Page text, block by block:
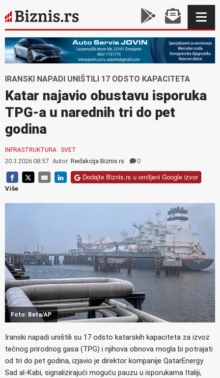
IRANSKI NAPADI UNIŠTILI 17 ODSTO KAPACITETA
Katar najavio obustavu isporuka
TPG-a u narednih tri do pet
godina
INFRASTRUKTURA SVET
20.3.2026 08:57 Autor: Redakcija Biznis.rs 0
Dodajte Biznis.rs u omiljeni Google izvor
Više
Foto: Beta/AP
Iranski napadi uništili su 17 odsto katarskih kapaciteta za izvoz
tečnog prirodnog gasa (TPG) i njihova obnova mogla bi potrajati
od tri do pet godina, izjavio je direktor kompanije QatarEnergy
Sad al-Kabi, signalizirajući moguću pauzu u isporukama Italiji,